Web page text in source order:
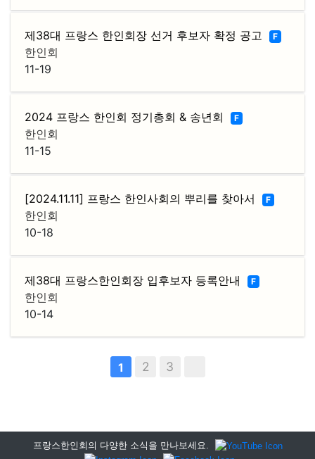
제38대 프랑스 한인회장 선거 후보자 확정 공고 F
한인회
11-19
2024 프랑스 한인회 정기총회 & 송년회 F
한인회
11-15
[2024.11.11] 프랑스 한인사회의 뿌리를 찾아서 F
한인회
10-18
제38대 프랑스한인회장 입후보자 등록안내 F
한인회
10-14
1 2 3
프랑스한인회의 다양한 소식을 만나보세요.